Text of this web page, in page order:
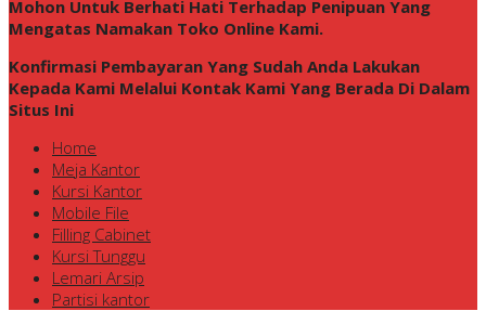
Mohon Untuk Berhati Hati Terhadap Penipuan Yang
Mengatas Namakan Toko Online Kami.
Konfirmasi Pembayaran Yang Sudah Anda Lakukan
Kepada Kami Melalui Kontak Kami Yang Berada Di Dalam
Situs Ini
Home
Meja Kantor
Kursi Kantor
Mobile File
Filling Cabinet
Kursi Tunggu
Lemari Arsip
Partisi kantor